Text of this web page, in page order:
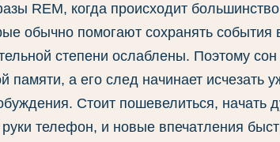
REM, когда происходит
обычно помогают сохранять события
степени ослаблены. Поэтому
памяти, а его след начинает исчезать
Стоит пошевелиться, начать
телефон, и новые впечатления